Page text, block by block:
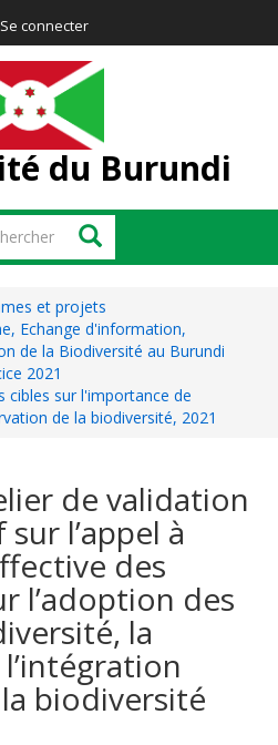
Se connecter
du Burundi
Rechercher
et projets
Echange d'information,
de la Biodiversité au Burundi
2021
cibles sur l'importance de
de la biodiversité, 2021
de validation
l’appel à
des
l’adoption des
la
biodiversité